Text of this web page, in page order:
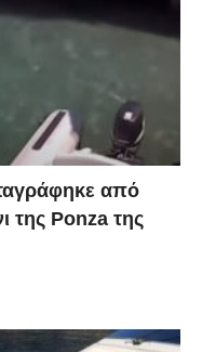
από
της Ponza της